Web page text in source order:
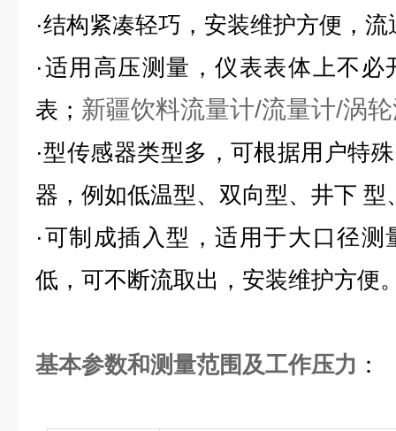
·结构紧凑轻巧，安装维护方便，
·适用高压测量，仪表表体上不
表； 新疆饮料流量计/流量计/涡
·型传感器类型多，可根据用户特
器，例如低温型、双向型、井下 型
·可制成插入型，适用于大口径
低，可不断流取出，安装维护方便
基本参数和测量范围及工作压力 ：